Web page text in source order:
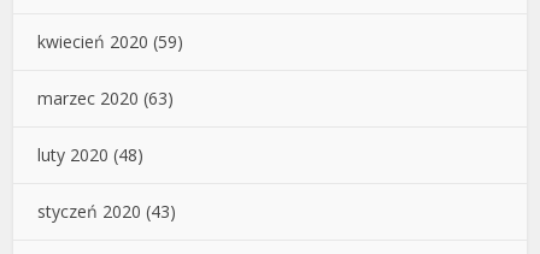
kwiecień 2020 (59)
marzec 2020 (63)
luty 2020 (48)
styczeń 2020 (43)